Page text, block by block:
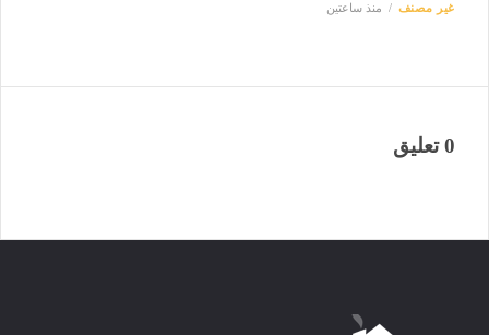
غير مصنف منذ ساعتين
0 تعليق